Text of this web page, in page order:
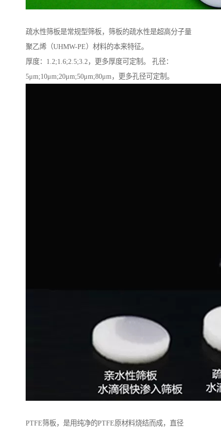
疏水性筛板是常规型筛板，筛板的疏水性是超高分子量
聚乙烯（UHMW-PE）材料的本来特征。
厚度：1.2;1.6;2.5;3.2，更多厚度可定制。 孔径：
5μm;10μm;20μm;50μm;80μm，更多孔径可定制。
PTFE筛板，是用纯净的PTFE原材料烧结而成，直径